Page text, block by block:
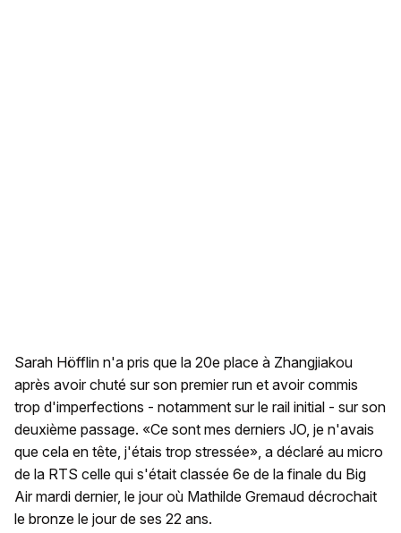
Sarah Höfflin n'a pris que la 20e place à Zhangjiakou
après avoir chuté sur son premier run et avoir commis
trop d'imperfections - notamment sur le rail initial - sur son
deuxième passage. «Ce sont mes derniers JO, je n'avais
que cela en tête, j'étais trop stressée», a déclaré au micro
de la RTS celle qui s'était classée 6e de la finale du Big
Air mardi dernier, le jour où Mathilde Gremaud décrochait
le bronze le jour de ses 22 ans.